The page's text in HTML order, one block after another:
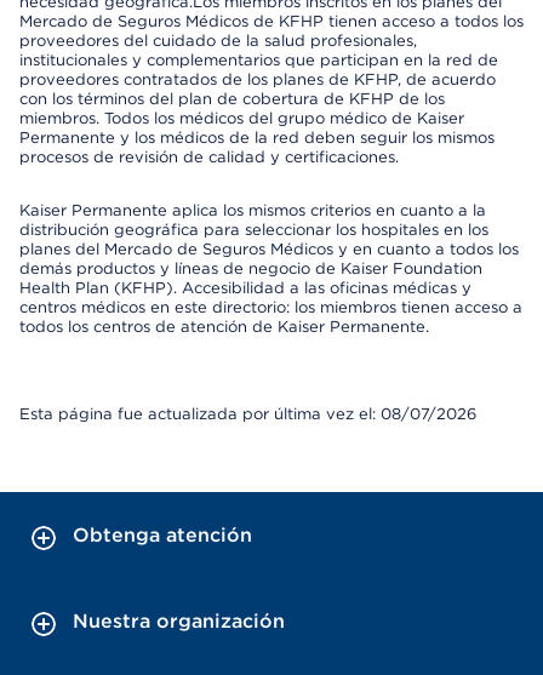
Mercado de Seguros Médicos de KFHP tienen acceso a todos los
proveedores del cuidado de la salud profesionales,
institucionales y complementarios que participan en la red de
proveedores contratados de los planes de KFHP, de acuerdo
con los términos del plan de cobertura de KFHP de los
miembros. Todos los médicos del grupo médico de Kaiser
Permanente y los médicos de la red deben seguir los mismos
procesos de revisión de calidad y certificaciones.
Kaiser Permanente aplica los mismos criterios en cuanto a la
distribución geográfica para seleccionar los hospitales en los
planes del Mercado de Seguros Médicos y en cuanto a todos los
demás productos y líneas de negocio de Kaiser Foundation
Health Plan (KFHP). Accesibilidad a las oficinas médicas y
centros médicos en este directorio: los miembros tienen acceso a
todos los centros de atención de Kaiser Permanente.
Esta página fue actualizada por última vez el: 08/07/2026
Obtenga atención
Nuestra organización